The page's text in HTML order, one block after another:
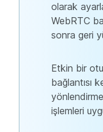
olarak
WebRTC
sonra geri
Etkin bir
bağlantısı
işlemleri